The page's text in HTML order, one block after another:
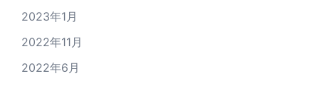
2023年1月
2022年11月
2022年6月